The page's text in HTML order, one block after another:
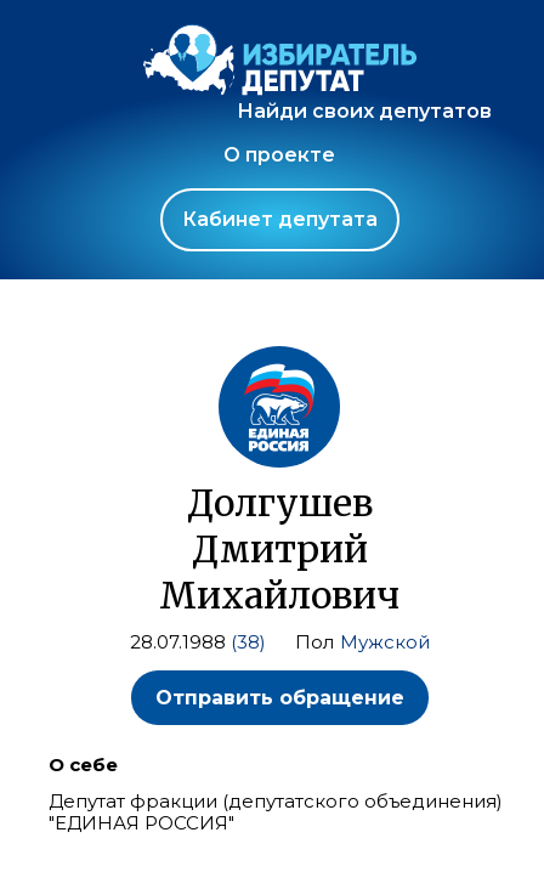
Найди своих депутатов
О проекте
Кабинет депутата
Долгушев
Дмитрий
Михайлович
28.07.1988 (38) Пол Мужской
Отправить обращение
О себе
Депутат фракции (депутатского объединения)
"ЕДИНАЯ РОССИЯ"